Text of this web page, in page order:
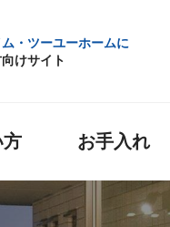
・ツーユーホームに
けサイト
方 お手入れ